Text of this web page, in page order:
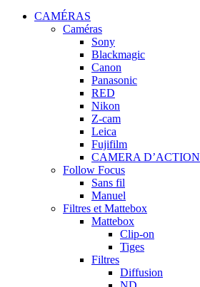
CAMÉRAS
Caméras
Sony
Blackmagic
Canon
Panasonic
RED
Nikon
Z-cam
Leica
Fujifilm
CAMERA D’ACTION
Follow Focus
Sans fil
Manuel
Filtres et Mattebox
Mattebox
Clip-on
Tiges
Filtres
Diffusion